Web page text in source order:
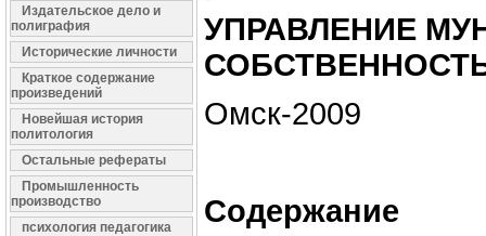
Издательское дело и
полиграфия
Исторические личности
Краткое содержание
произведений
Новейшая история
политология
Остальные рефераты
Промышленность
производство
психология педагогика
УПРАВЛЕНИЕ
Омск-2009
Содержание